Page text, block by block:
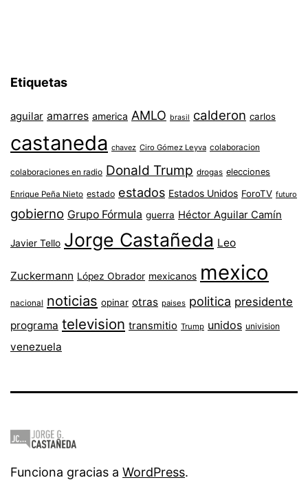
Etiquetas
aguilar amarres america AMLO brasil calderon carlos
castaneda chavez Ciro Gómez Leyva colaboracion
colaboraciones en radio Donald Trump drogas elecciones
Enrique Peña Nieto estado estados Estados Unidos ForoTV futuro
gobierno Grupo Fórmula guerra Héctor Aguilar Camín
Javier Tello Jorge Castañeda Leo
Zuckermann López Obrador mexicanos mexico
nacional noticias opinar otras paises politica presidente
programa television transmitio Trump unidos univision
venezuela
Funciona gracias a WordPress.